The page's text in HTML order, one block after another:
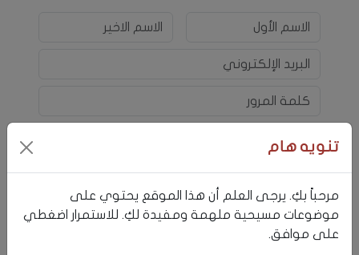
تنويه هام
مرحباً بكِ. يرجى العلم أن هذا الموقع يحتوي على
موضوعات مسيحية ملهمة ومفيدة لكِ. للاستمرار اضغطي
على موافق.